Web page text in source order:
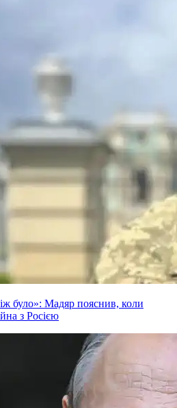
було»: Мадяр пояснив, коли
з Росією